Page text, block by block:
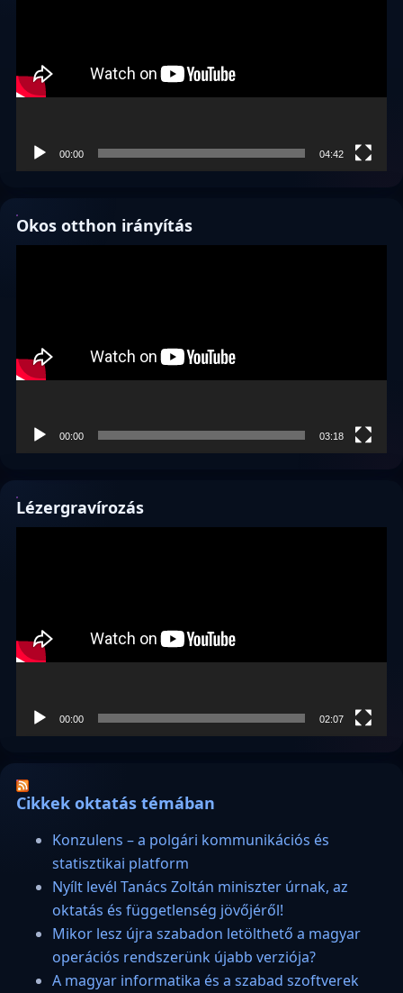
00:00 04:42
Okos otthon irányítás
00:00 03:18
Lézergravírozás
00:00 02:07
Cikkek oktatás témában
Konzulens – a polgári kommunikációs és
statisztikai platform
Nyílt levél Tanács Zoltán miniszter úrnak, az
oktatás és függetlenség jövőjéről!
Mikor lesz újra szabadon letölthető a magyar
operációs rendszerünk újabb verziója?
A magyar informatika és a szabad szoftverek